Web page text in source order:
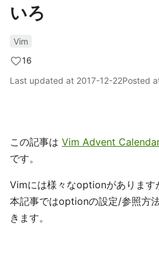
いろ
Vim
16
Last updated at 2017-12-22Posted
この記事は Vim Advent
です。
Vimには様々なoptionがあります
本記事ではoptionの設定/参照方
きます。